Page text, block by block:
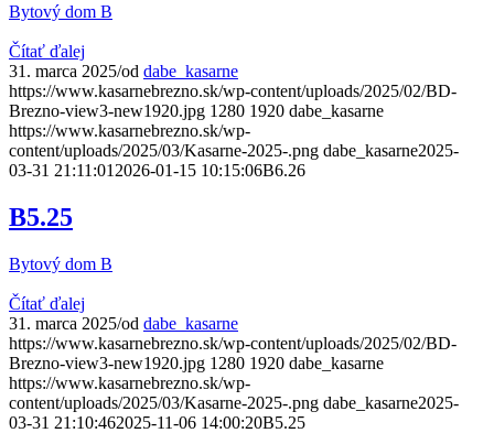
Bytový dom B
Čítať ďalej
31. marca 2025/od dabe_kasarne
https://www.kasarnebrezno.sk/wp-content/uploads/2025/02/BD-
Brezno-view3-new1920.jpg 1280 1920 dabe_kasarne
https://www.kasarnebrezno.sk/wp-
content/uploads/2025/03/Kasarne-2025-.png dabe_kasarne2025-
03-31 21:11:01 2026-01-15 10:15:06B6.26
B5.25
Bytový dom B
Čítať ďalej
31. marca 2025/od dabe_kasarne
https://www.kasarnebrezno.sk/wp-content/uploads/2025/02/BD-
Brezno-view3-new1920.jpg 1280 1920 dabe_kasarne
https://www.kasarnebrezno.sk/wp-
content/uploads/2025/03/Kasarne-2025-.png dabe_kasarne2025-
03-31 21:10:462025-11-06 14:00:20B5.25